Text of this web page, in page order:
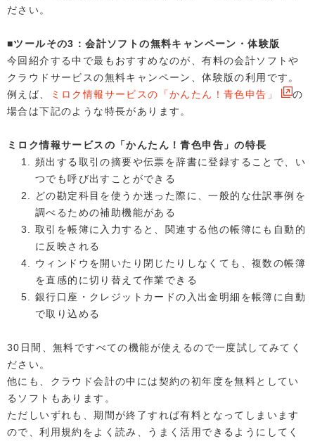
ださい。
■ツールその3：会計ソフトの無料キャンペーン・体験版
今回紹介する中で最もおすすめなのが、有料の会計ソフトや
クラウドサービスの無料キャンペーン、体験版の利用です。
例えば、
ミロク情報サービスの「かんたん！青色申告」
の
場合は下記のような特長があります。
ミロク情報サービスの「かんたん！青色申告」の特長
頻出する取引の摘要や伝票を辞書に登録することで、い
つでも呼び出すことができる
どの勘定科目を使うか迷った際に、一般的な仕訳事例を
調べるための補助機能がある
取引を帳簿に入力すると、関連する他の帳簿にも自動的
に反映される
ウィンドウを開いたり閉じたりしなくても、複数の帳簿
を直感的に切り替えて作業できる
銀行口座・クレジットカードの入出金明細を帳簿に自動
で取り込める
30日間、無料ですべての機能が使えるので一度試してみてく
ださい。
他にも、クラウド会計の中には契約の初年度を無料としてい
るソフトもあります。
ただしいずれも、期間が終了すれば有料となってしまいます
ので、利用規約をよく読み、うまく活用できるようにしてく